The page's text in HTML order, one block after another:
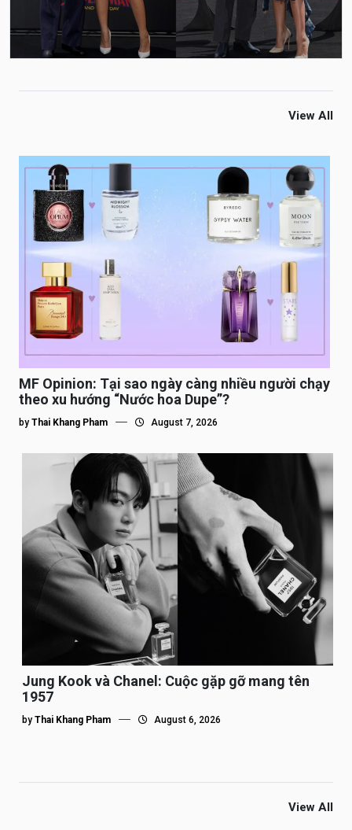
View All
MF Opinion: Tại sao ngày càng nhiều người chạy
theo xu hướng “Nước hoa Dupe”?
by Thai Khang Pham August 7, 2026
Jung Kook và Chanel: Cuộc gặp gỡ mang tên
1957
by Thai Khang Pham August 6, 2026
View All